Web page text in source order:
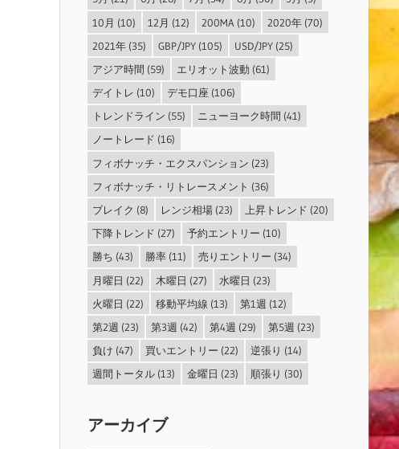
10月 (10) 12月 (12) 200MA (10) 2020年 (70)
2021年 (35) GBP/JPY (105) USD/JPY (25)
アジア時間 (59) エリオット波動 (61)
デイトレ (10) デモ口座 (106)
トレンドライン (55) ニューヨーク時間 (41)
ノートレード (16)
フィボナッチ・エクスパンション (23)
フィボナッチ・リトレースメント (36)
ブレイク (8) レンジ相場 (23) 上昇トレンド (20)
下降トレンド (27) 予約エントリー (10)
勝ち (43) 勝率 (11) 売りエントリー (34)
月曜日 (22) 木曜日 (27) 水曜日 (23)
火曜日 (22) 移動平均線 (13) 第1週 (12)
第2週 (23) 第3週 (42) 第4週 (29) 第5週 (23)
負け (47) 買いエントリー (22) 逆張り (14)
週間トータル (13) 金曜日 (23) 順張り (30)
アーカイブ